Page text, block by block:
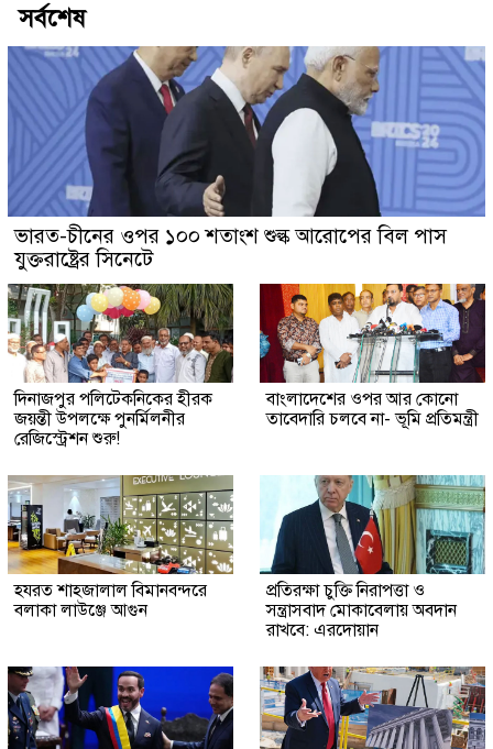
সর্বশেষ
ভারত-চীনের ওপর ১০০ শতাংশ শুল্ক আরোপের বিল পাস
যুক্তরাষ্ট্রের সিনেটে
দিনাজপুর পলিটেকনিকের হীরক
জয়ন্তী উপলক্ষে পুনর্মিলনীর
রেজিস্ট্রেশন শুরু!
বাংলাদেশের ওপর আর কোনো
তাবেদারি চলবে না- ভূমি প্রতিমন্ত্রী
হযরত শাহজালাল বিমানবন্দরে
বলাকা লাউঞ্জে আগুন
প্রতিরক্ষা চুক্তি নিরাপত্তা ও
সন্ত্রাসবাদ মোকাবেলায় অবদান
রাখবে: এরদোয়ান